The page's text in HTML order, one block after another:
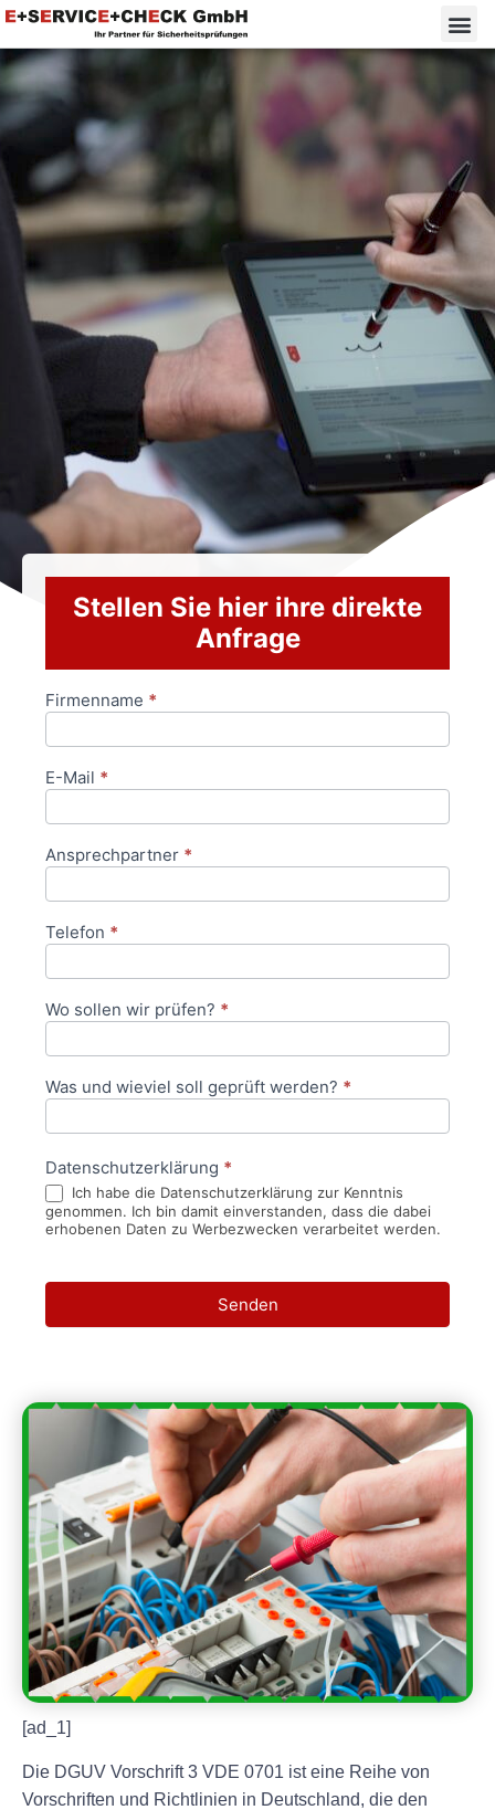
Stellen Sie hier ihre direkte
Anfrage
Anfrageformular
Firmenname *
E-Mail *
Ansprechpartner *
Telefon *
Wo sollen wir prüfen? *
Was und wieviel soll geprüft werden? *
Datenschutzerklärung *
Ich habe die Datenschutzerklärung zur Kenntnis
genommen. Ich bin damit einverstanden, dass die dabei
erhobenen Daten zu Werbezwecken verarbeitet werden.
Senden
[ad_1]
Die DGUV Vorschrift 3 VDE 0701 ist eine Reihe von
Vorschriften und Richtlinien in Deutschland, die den